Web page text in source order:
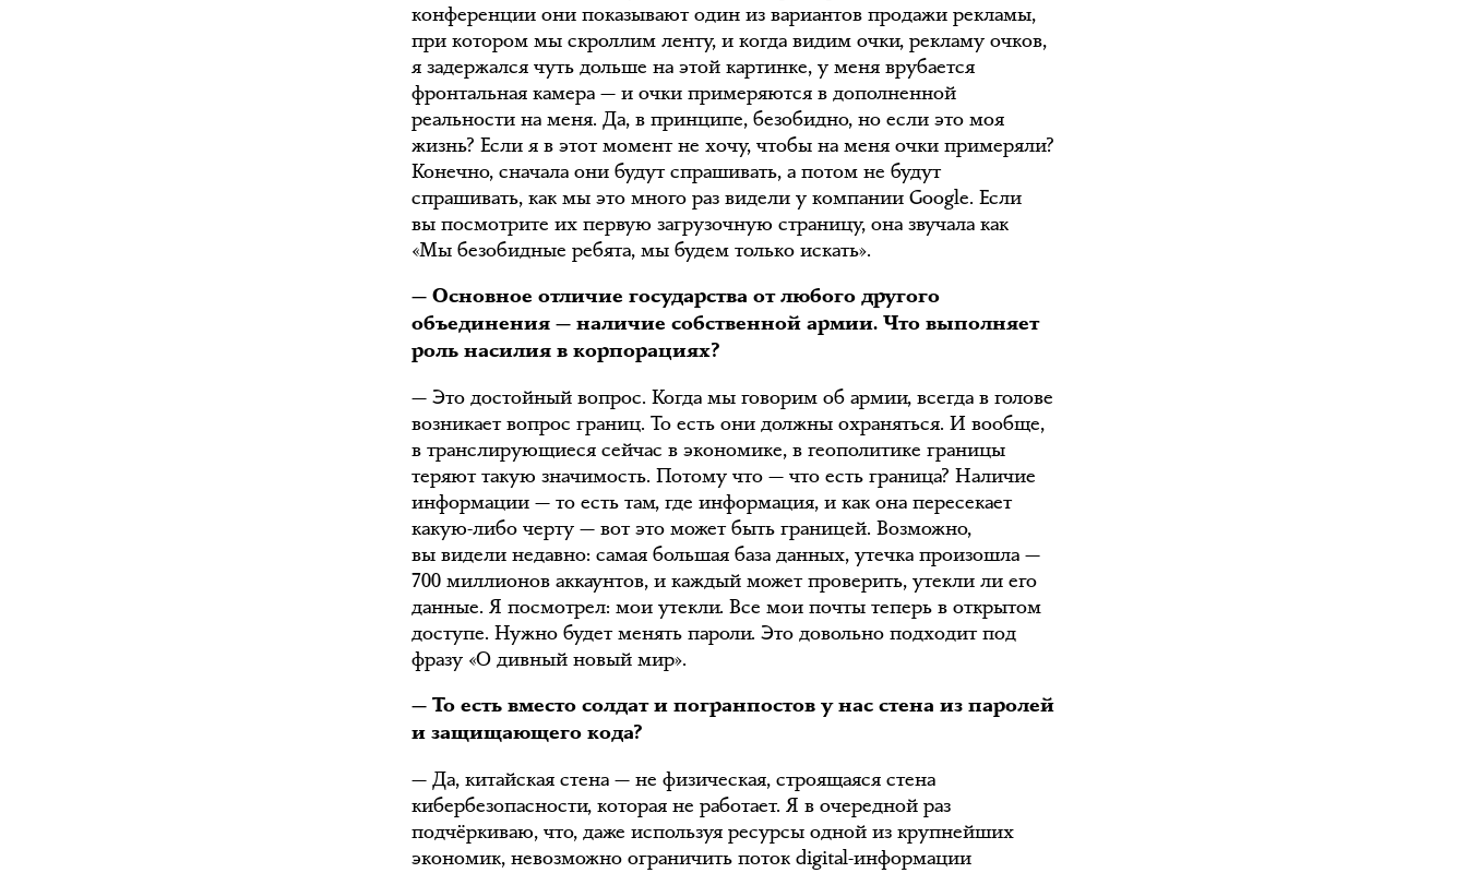
конференции они показывают один из вариантов продажи рекламы,
при котором мы скроллим ленту, и когда видим очки, рекламу очков,
я задержался чуть дольше на этой картинке, у меня врубается
фронтальная камера — и очки примеряются в дополненной
реальности на меня. Да, в принципе, безобидно, но если это моя
жизнь? Если я в этот момент не хочу, чтобы на меня очки примеряли?
Конечно, сначала они будут спрашивать, а потом не будут
спрашивать, как мы это много раз видели у компании Google. Если
вы посмотрите их первую загрузочную страницу, она звучала как
«Мы безобидные ребята, мы будем только искать».
— Основное отличие государства от любого другого
объединения — наличие собственной армии. Что выполняет
роль насилия в корпорациях?
— Это достойный вопрос. Когда мы говорим об армии, всегда в голове
возникает вопрос границ. То есть они должны охраняться. И вообще,
в транслирующиеся сейчас в экономике, в геополитике границы
теряют такую значимость. Потому что — что есть граница? Наличие
информации — то есть там, где информация, и как она пересекает
какую-либо черту — вот это может быть границей. Возможно,
вы видели недавно: самая большая база данных, утечка произошла —
700 миллионов аккаунтов, и каждый может проверить, утекли ли его
данные. Я посмотрел: мои утекли. Все мои почты теперь в открытом
доступе. Нужно будет менять пароли. Это довольно подходит под
фразу «О дивный новый мир».
— То есть вместо солдат и погранпостов у нас стена из паролей
и защищающего кода?
— Да, китайская стена — не физическая, строящаяся стена
кибербезопасности, которая не работает. Я в очередной раз
подчёркиваю, что, даже используя ресурсы одной из крупнейших
экономик, невозможно ограничить поток digital-информации